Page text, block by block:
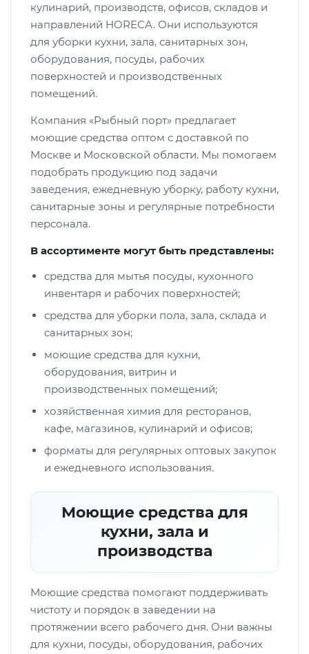
кулинарий, производств, офисов, складов и
направлений HORECA. Они используются
для уборки кухни, зала, санитарных зон,
оборудования, посуды, рабочих
поверхностей и производственных
помещений.
Компания «Рыбный порт» предлагает
моющие средства оптом с доставкой по
Москве и Московской области. Мы помогаем
подобрать продукцию под задачи
заведения, ежедневную уборку, работу кухни,
санитарные зоны и регулярные потребности
персонала.
В ассортименте могут быть представлены:
средства для мытья посуды, кухонного
инвентаря и рабочих поверхностей;
средства для уборки пола, зала, склада и
санитарных зон;
моющие средства для кухни,
оборудования, витрин и
производственных помещений;
хозяйственная химия для ресторанов,
кафе, магазинов, кулинарий и офисов;
форматы для регулярных оптовых закупок
и ежедневного использования.
Моющие средства для
кухни, зала и
производства
Моющие средства помогают поддерживать
чистоту и порядок в заведении на
протяжении всего рабочего дня. Они важны
для кухни, посуды, оборудования, рабочих